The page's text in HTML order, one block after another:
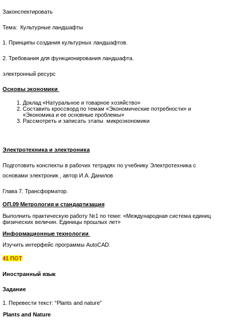
Законспектировать
Тема: Культурные ландшафты
1. Принципы создания культурных ландшафтов.
2. Требования для функционирования ландшафта.
электронный ресурс
Основы экономики
Доклад «Натуральное и товарное хозяйство»
Составить кроссворд по темам «Экономические потребности» и
«Экономика и ее основные проблемы»
Рассмотреть и записать этапы микроэкономики
Электротехника и электроника
Подготовить конспекты в рабочих тетрадях по учебнику Электротехника с
основами электроник , автор И.А. Данилов
Глава 7. Трансформатор.
ОП.09 Метрология и стандартизация
Выполнить практическую работу №1 по теме: «Международная система единиц
физических величин. Единицы прошлых лет»
Информационные технологии
Изучить интерфейс программы AutoCAD.
41 ПОТ
Иностранный язык
Задание
1. Перевести текст: “Plants and nature”
Plants and Nature